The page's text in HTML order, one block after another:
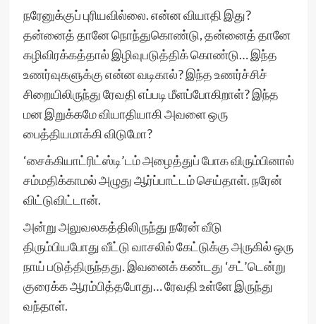
நரேனுக்குப் புரியவில்லை. என்ன வியாதி இது?
தன்னைத் தானே நொந்துகொண்டு, தன்னைத் தானே
கழிவிரக்கத்தால் இழிவுபடுத்திக் கொண்டு… இந்த
உணர்வுகளுக்கு என்ன வடிகால்? இந்த உணர்ச்சிச்
சிறையிலிருந்து ரேவதி எப்படி மீளப்போகிறாள்? இந்த
மன இறுக்கமே வியாதியாகி அவளை ஒரு
பைத்தியமாக்கி விடுமோ?
‘சைக்கியாட்ரிட்ஸ்டி’டம் அழைத்துப் போக விரும்பினால்
சம்மதிக்காமல் அழுது ஆர்ப்பாட்டம் செய்தாள். நரேன்
விட்டுவிட்டான்.
அன்று அலுவலகத்திலிருந்து நரேன் வீடு
திரும்பியபோது வீட்டு வாசலில் கேட்டுக்கு அருகில் ஒரு
நாய் படுத்திருந்தது. இவனைக் கண்டது ‘சட்’டென்று
குரைக்க ஆரம்பித்தபோது… ரேவதி உள்ளே இருந்து
வந்தாள்.